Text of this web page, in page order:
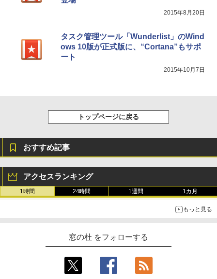
2015年8月20日
タスク管理ツール「Wunderlist」のWind
ows 10版が正式版に、“Cortana”もサポ
ート
2015年10月7日
トップページに戻る
おすすめ記事
アクセスランキング
1時間 24時間 1週間 1カ月
もっと見る
窓の杜 をフォローする